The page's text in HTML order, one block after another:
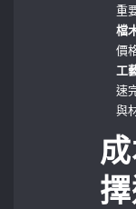
重
檔
價
工
速
與